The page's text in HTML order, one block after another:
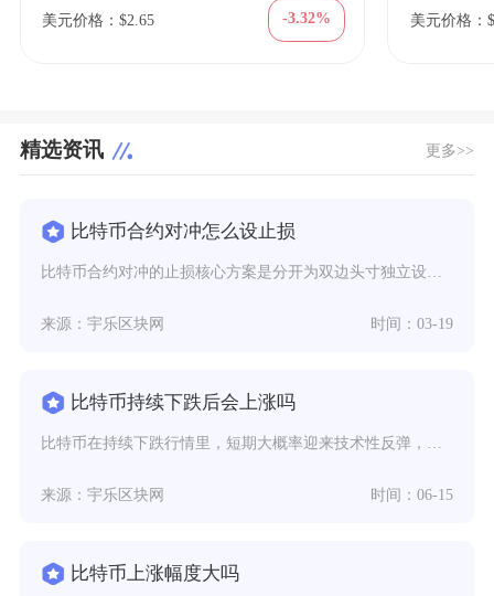
美元价格：$2.65 -3.32% 美元价格：
精选资讯 更多>>
比特币合约对冲怎么设止损
比特币合约对冲的止损核心方案是分开为双边头寸独立设置保护性止损，搭配保证金率熔断机制与标记
来源：宇乐区块网 时间：03-19
比特币持续下跌后会上涨吗
来源：宇乐区块网 时间：06-15
比特币上涨幅度大吗